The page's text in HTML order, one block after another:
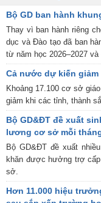
Bộ GD ban hành
Thay vì ban hành riêng
dục và Đào tạo đã ban
từ năm học 2026–2027 và
Cả nước dự kiến
Khoảng 17.100 cơ sở
giảm khi các tỉnh, thành
Bộ GD&ĐT đề xuất
lương cơ sở mỗi
Bộ GD&ĐT đề xuất
khăn được hưởng trợ
sở.
Hơn 11.000 hiệu